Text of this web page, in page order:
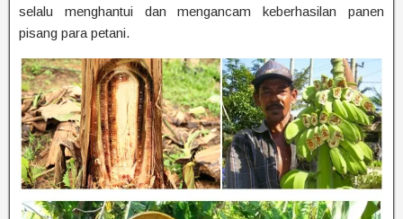
selalu menghantui dan mengancam keberhasilan panen
pisang para petani.